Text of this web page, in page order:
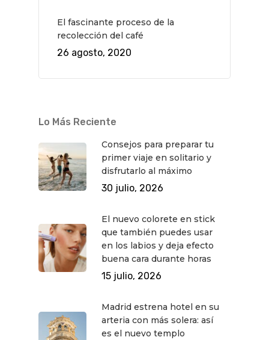
El fascinante proceso de la
recolección del café
26 agosto, 2020
Lo Más Reciente
Consejos para preparar tu
primer viaje en solitario y
disfrutarlo al máximo
30 julio, 2026
El nuevo colorete en stick
que también puedes usar
en los labios y deja efecto
buena cara durante horas
15 julio, 2026
Madrid estrena hotel en su
arteria con más solera: así
es el nuevo templo